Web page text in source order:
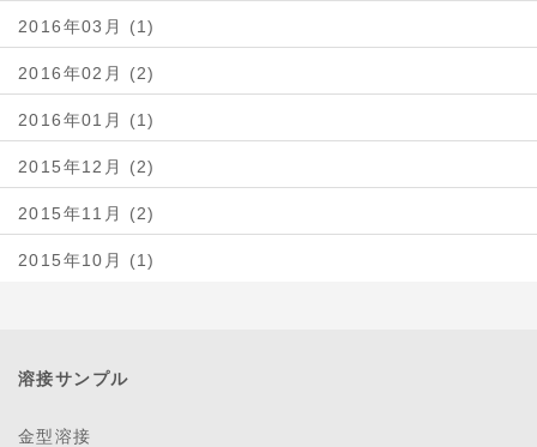
2016年03月 (1)
2016年02月 (2)
2016年01月 (1)
2015年12月 (2)
2015年11月 (2)
2015年10月 (1)
溶接サンプル
金型溶接